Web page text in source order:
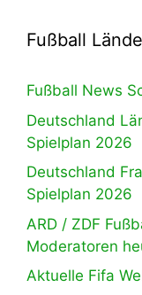
Fußball
Fußball News
Deutschland
Spielplan 2026
Deutschland
Spielplan 2026
ARD / ZDF
Moderatoren
Aktuelle Fifa